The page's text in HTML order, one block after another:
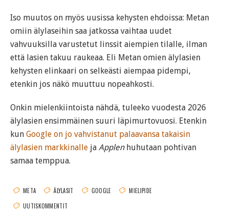
Iso muutos on myös uusissa kehysten ehdoissa: Metan
omiin älylaseihin saa jatkossa vaihtaa uudet
vahvuuksilla varustetut linssit aiempien tilalle, ilman
että lasien takuu raukeaa. Eli Metan omien älylasien
kehysten elinkaari on selkeästi aiempaa pidempi,
etenkin jos näkö muuttuu nopeahkosti.
Onkin mielenkiintoista nähdä, tuleeko vuodesta 2026
älylasien ensimmäinen suuri läpimurtovuosi. Etenkin
kun Google on jo vahvistanut palaavansa takaisin
älylasien markkinalle ja Applenhuhutaan pohtivan
samaa temppua.
META ÄLYLASIT GOOGLE
MIELIPIDE
UUTISKOMMENTIT